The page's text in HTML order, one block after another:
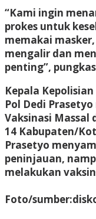
“Kami ingin
prokes untuk
memakai
mengalir dan
penting”,
Kepala
Pol Dedi
Vaksinasi Massal
14 Kabupaten/
Prasetyo
peninjauan,
melakukan
Foto/